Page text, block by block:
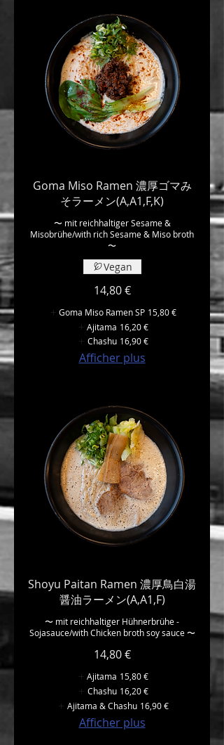
Goma Miso Ramen 濃厚ゴマみ
そラーメン(A,A1,F,K)
〜 mit reichhaltiger Sesame &
Misobrühe/with rich Sesame & Miso broth
〜
14,80 €
Vegan
Goma Miso Ramen SP 15,80 €
Ajitama 16,20 €
Chashu 16,90 €
Afficher plus
Shoyu Paitan Ramen 濃厚鳥白湯
醤油ラーメン(A,A1,F)
〜 mit reichhaltiger Hühnerbrühe -
Sojasauce/with Chicken broth soy sauce 〜
14,80 €
Ajitama 15,80 €
Chashu 16,20 €
Ajitama & Chashu 16,90 €
Afficher plus